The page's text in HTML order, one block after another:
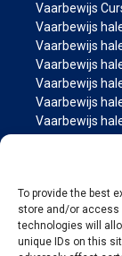
To provide the best
store and/or access
technologies will
unique IDs on this
Vaarbewijs
Vaarbewijs
Vaarbewijs
Vaarbewijs
Vaarbewijs
Vaarbewijs
Vaarbewijs
Vaarbewijs
Vaarbewijs
Vaarbewijs
Vaarbewijs
Vaarbewijs